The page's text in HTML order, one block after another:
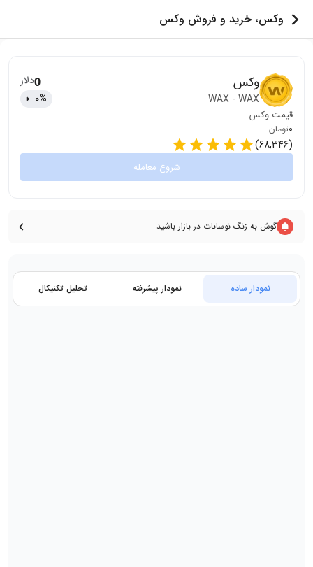
وکس، خرید و فروش وکس
وکس
WAX - WAX
0دلار
0%
قیمت وکس
0تومان
(
68,346
)
شروع معامله
گوش به زنگ نوسانات در بازار باشید
نمودار ساده نمودار پیشرفته تحلیل تکنیکال